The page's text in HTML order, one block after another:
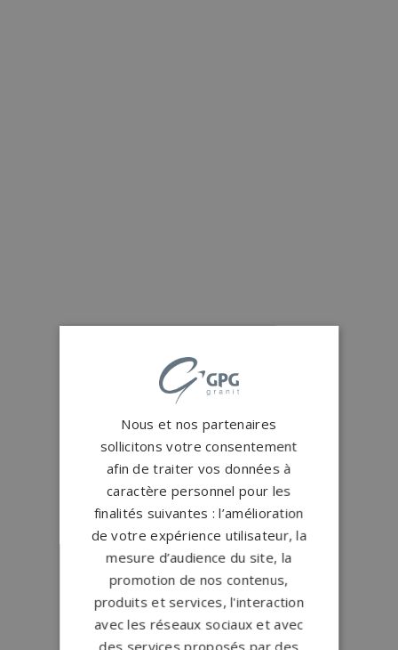
Nous et nos partenaires
sollicitons votre consentement
afin de traiter vos données à
caractère personnel pour les
finalités suivantes : l’amélioration
de votre expérience utilisateur, la
mesure d’audience du site, la
promotion de nos contenus,
produits et services, l'interaction
avec les réseaux sociaux et avec